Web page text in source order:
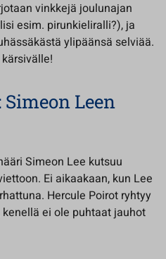
vinkkejä joulunajan
esim. pirunkieliralli?), ja
ylipäänsä selviää.
Leen
Simeon Lee kutsuu
Ei aikaakaan, kun Lee
Hercule Poirot ryhtyy
ei ole puhtaat jauhot